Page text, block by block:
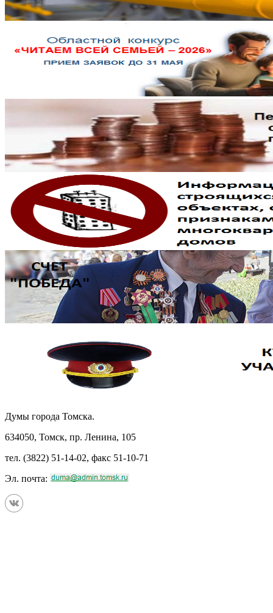
Думы города Томска.
634050, Томск, пр. Ленина, 105
тел. (3822) 51-14-02, факс 51-10-71
Эл. почта: